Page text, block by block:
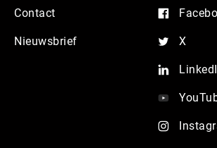
Contact
Nieuwsbrief X